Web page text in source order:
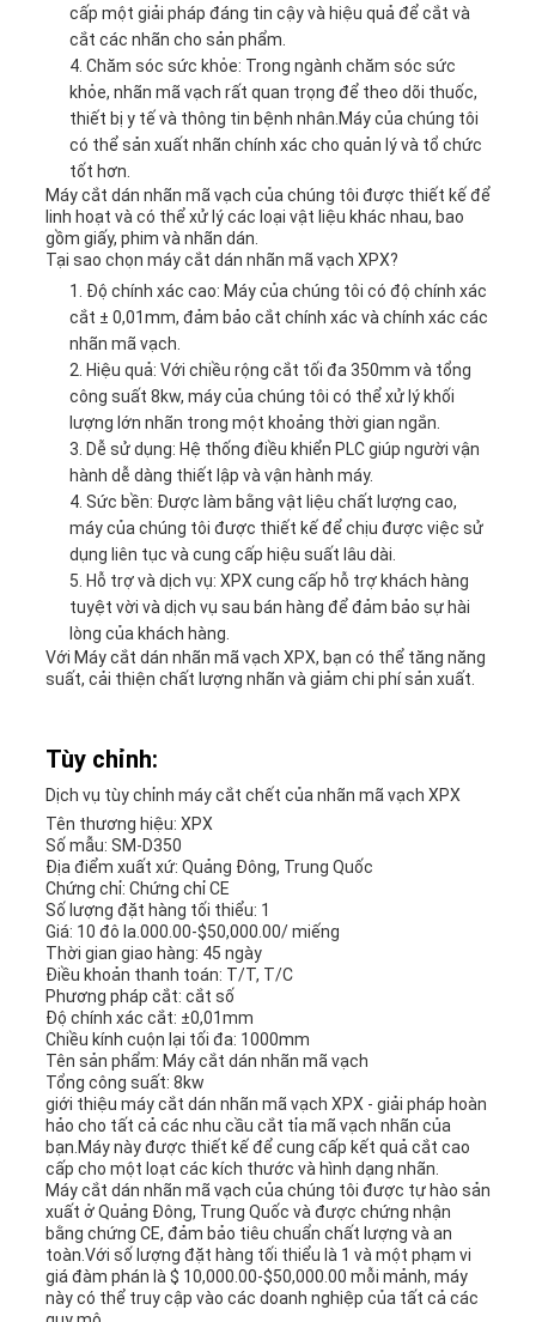
cấp một giải pháp đáng tin cậy và hiệu quả để cắt và
cắt các nhãn cho sản phẩm.
Chăm sóc sức khỏe: Trong ngành chăm sóc sức
khỏe, nhãn mã vạch rất quan trọng để theo dõi thuốc,
thiết bị y tế và thông tin bệnh nhân.Máy của chúng tôi
có thể sản xuất nhãn chính xác cho quản lý và tổ chức
tốt hơn.
Máy cắt dán nhãn mã vạch của chúng tôi được thiết kế để
linh hoạt và có thể xử lý các loại vật liệu khác nhau, bao
gồm giấy, phim và nhãn dán.
Tại sao chọn máy cắt dán nhãn mã vạch XPX?
Độ chính xác cao: Máy của chúng tôi có độ chính xác
cắt ± 0,01mm, đảm bảo cắt chính xác và chính xác các
nhãn mã vạch.
Hiệu quả: Với chiều rộng cắt tối đa 350mm và tổng
công suất 8kw, máy của chúng tôi có thể xử lý khối
lượng lớn nhãn trong một khoảng thời gian ngắn.
Dễ sử dụng: Hệ thống điều khiển PLC giúp người vận
hành dễ dàng thiết lập và vận hành máy.
Sức bền: Được làm bằng vật liệu chất lượng cao,
máy của chúng tôi được thiết kế để chịu được việc sử
dụng liên tục và cung cấp hiệu suất lâu dài.
Hỗ trợ và dịch vụ: XPX cung cấp hỗ trợ khách hàng
tuyệt vời và dịch vụ sau bán hàng để đảm bảo sự hài
lòng của khách hàng.
Với Máy cắt dán nhãn mã vạch XPX, bạn có thể tăng năng
suất, cải thiện chất lượng nhãn và giảm chi phí sản xuất.
Tùy chỉnh:
Dịch vụ tùy chỉnh máy cắt chết của nhãn mã vạch XPX
Tên thương hiệu: XPX
Số mẫu: SM-D350
Địa điểm xuất xứ: Quảng Đông, Trung Quốc
Chứng chỉ: Chứng chỉ CE
Số lượng đặt hàng tối thiểu: 1
Giá: 10 đô la.000.00-$50,000.00/ miếng
Thời gian giao hàng: 45 ngày
Điều khoản thanh toán: T/T, T/C
Phương pháp cắt: cắt số
Độ chính xác cắt: ±0,01mm
Chiều kính cuộn lại tối đa: 1000mm
Tên sản phẩm: Máy cắt dán nhãn mã vạch
Tổng công suất: 8kw
giới thiệu máy cắt dán nhãn mã vạch XPX - giải pháp hoàn
hảo cho tất cả các nhu cầu cắt tỉa mã vạch nhãn của
bạn.Máy này được thiết kế để cung cấp kết quả cắt cao
cấp cho một loạt các kích thước và hình dạng nhãn.
Máy cắt dán nhãn mã vạch của chúng tôi được tự hào sản
xuất ở Quảng Đông, Trung Quốc và được chứng nhận
bằng chứng CE, đảm bảo tiêu chuẩn chất lượng và an
toàn.Với số lượng đặt hàng tối thiểu là 1 và một phạm vi
giá đàm phán là $ 10,000.00-$50,000.00 mỗi mảnh, máy
này có thể truy cập vào các doanh nghiệp của tất cả các